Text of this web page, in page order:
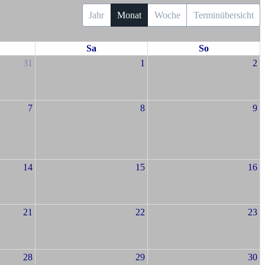
Jahr Monat Woche Terminübersicht
Sa
So
31
1 2
7 8 9
14 15 16
21 22 23
28 29 30